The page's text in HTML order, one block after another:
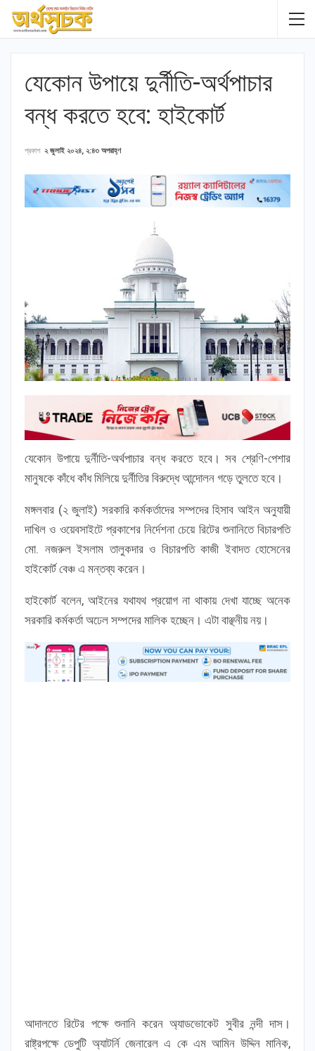
যেকোন উপায়ে দুর্নীতি-অর্থপাচার
বন্ধ করতে হবে: হাইকোর্ট
প্রকাশ ২ জুলাই ২০২৪, ২:৪৩ অপরাহ্ণ
যেকোন উপায়ে দুর্নীতি-অর্থপাচার বন্ধ করতে হবে। সব শ্রেণি-পেশার
মানুষকে কাঁধে কাঁধ মিলিয়ে দুর্নীতির বিরুদ্ধে আন্দোলন গড়ে তুলতে হবে।
মঙ্গলবার (২ জুলাই) সরকারি কর্মকর্তাদের সম্পদের হিসাব আইন অনুযায়ী
দাখিল ও ওয়েবসাইটে প্রকাশের নির্দেশনা চেয়ে রিটের শুনানিতে বিচারপতি
মো. নজরুল ইসলাম তালুকদার ও বিচারপতি কাজী ইবাদত হোসেনের
হাইকোর্ট বেঞ্চ এ মন্তব্য করেন।
হাইকোর্ট বলেন, আইনের যথাযথ প্রয়োগ না থাকায় দেখা যাচ্ছে অনেক
সরকারি কর্মকর্তা অঢেল সম্পদের মালিক হচ্ছেন। এটা বাঞ্ছনীয় নয়।
আদালতে রিটের পক্ষে শুনানি করেন অ্যাডভোকেট সুবীর নন্দী দাস।
রাষ্ট্রপক্ষে ডেপুটি অ্যাটর্নি জেনারেল এ কে এম আমিন উদ্দিন মানিক,